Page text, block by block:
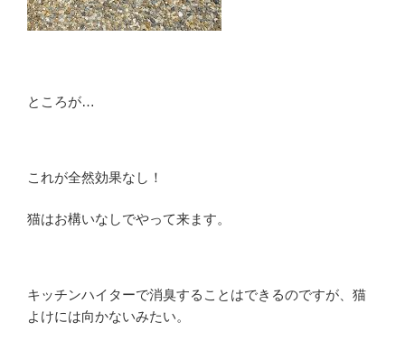
ところが…
これが全然効果なし！
猫はお構いなしでやって来ます。
キッチンハイターで消臭することはできるのですが、猫
よけには向かないみたい。